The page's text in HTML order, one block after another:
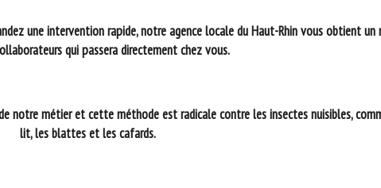
une intervention rapide, notre agence locale du Haut-Rhin vous obtient un
qui passera directement chez vous.
métier et cette méthode est radicale contre les insectes nuisibles,
lit, les blattes et les cafards.